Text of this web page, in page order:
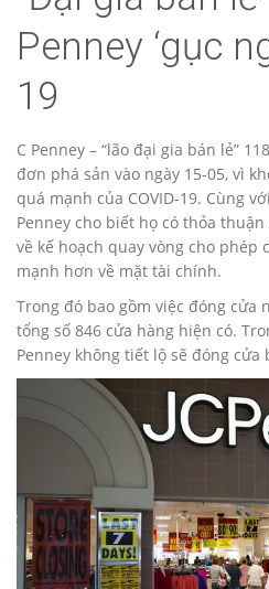
Penney ‘gục
19
C Penney – “lão đại gia bán lẻ”
đơn phá sản vào ngày 15-05, vì
quá mạnh của COVID-19. Cùng
Penney cho biết họ có thỏa
về kế hoạch quay vòng cho phép
mạnh hơn về mặt tài chính.
Trong đó bao gồm việc đóng cửa
tổng số 846 cửa hàng hiện có.
Penney không tiết lộ sẽ đóng cửa